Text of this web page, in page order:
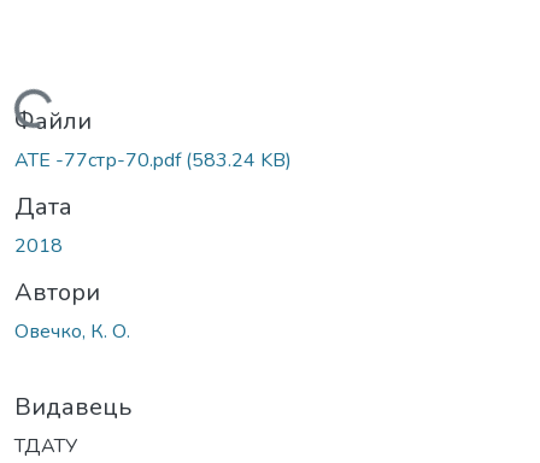
Вантажиться...
Файли
АТЕ -77стр-70.pdf(583.24 KB)
Дата
2018
Автори
Овечко, К. О.
Видавець
ТДАТУ